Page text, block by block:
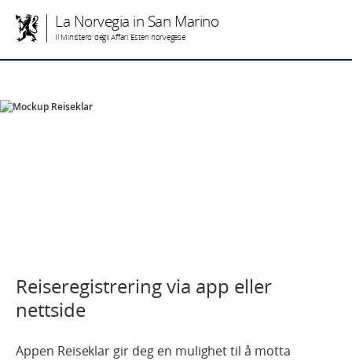
La Norvegia in San Marino
Il Ministero degli Affari Esteri norvegese
Reiseregistrering via app eller
nettside
Appen Reiseklar gir deg en mulighet til å motta